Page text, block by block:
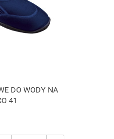
DO WODY NA
41